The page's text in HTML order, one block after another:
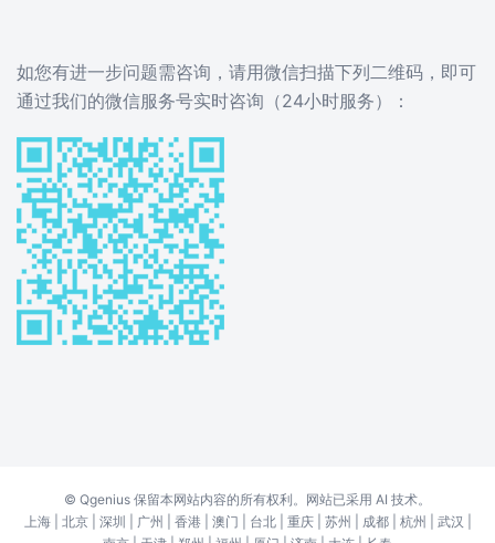
如您有进一步问题需咨询，请用微信扫描下列二维码，即可
通过我们的微信服务号实时咨询（24小时服务）：
© Qgenius 保留本网站内容的所有权利。网站已采用 AI 技术。
上海| 北京| 深圳 广州 香港| 澳门 台北| 重庆| 苏州 成都| 杭州 武汉